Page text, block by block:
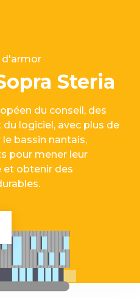
d'armor
Steria
du conseil, des
logiciel, avec plus de
bassin nantais,
pour mener leur
obtenir des